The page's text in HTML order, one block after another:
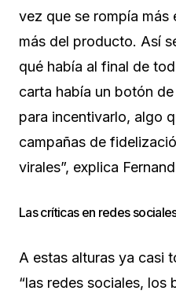
vez que se rompía más
más del producto. Así
qué había al final de
carta había un botón
para incentivarlo, algo
campañas de
virales”, explica
Las críticas en redes
A estas alturas ya casi
“las redes sociales, los